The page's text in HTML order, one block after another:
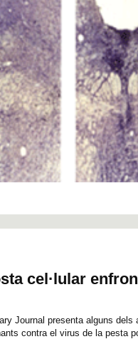
cel·lular
Journal presenta alguns
contra el virus de la pesta